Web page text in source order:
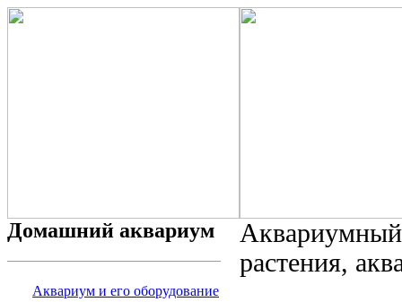
Домашний аквариум
Аквариум и его оборудование
растения,